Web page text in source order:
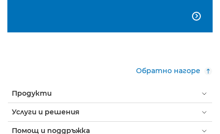

Обратно нагоре
Продукти
Услуги и решения
Помощ и поддръжка